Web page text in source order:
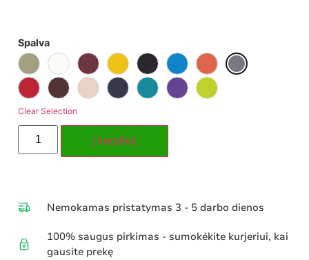
Spalva
Clear Selection
Į krepšelį
Nemokamas pristatymas 3 - 5 darbo dienos
100% saugus pirkimas - sumokėkite kurjeriui, kai
gausite prekę